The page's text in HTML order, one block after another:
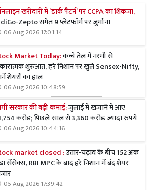
खरीदारी में ‘डार्क पैटर्न’ पर CCPA का शिकंजा,
Zepto समेत 9 प्लेटफॉर्म पर जुर्माना
06 Aug 2026 17:01:14
Market Today:कच्चे तेल में नरमी से
शुरुआत, हरे निशान पर खुले Sensex-Nifty,
शेयरों का हाल
06 Aug 2026 10:48:59
सरकार की बढ़ी कमाई:जुलाई में खजाने में आए
करोड़; पिछले साल से 3,360 करोड़ ज्यादा रुपये
06 Aug 2026 10:44:16
market closed :उतार-चढ़ाव के बीच 152 अंक
सेंसेक्स, RBI MPC के बाद हरे निशान में बंद शेयर
05 Aug 2026 17:39:42